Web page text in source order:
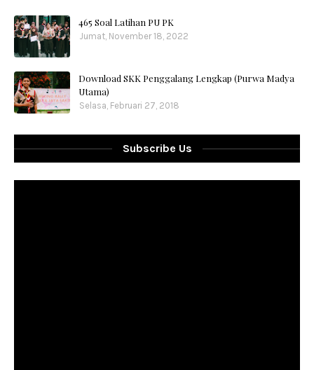
465 Soal Latihan PU PK
Jumat, November 18, 2022
Download SKK Penggalang Lengkap (Purwa Madya
Utama)
Selasa, Februari 27, 2018
Subscribe Us